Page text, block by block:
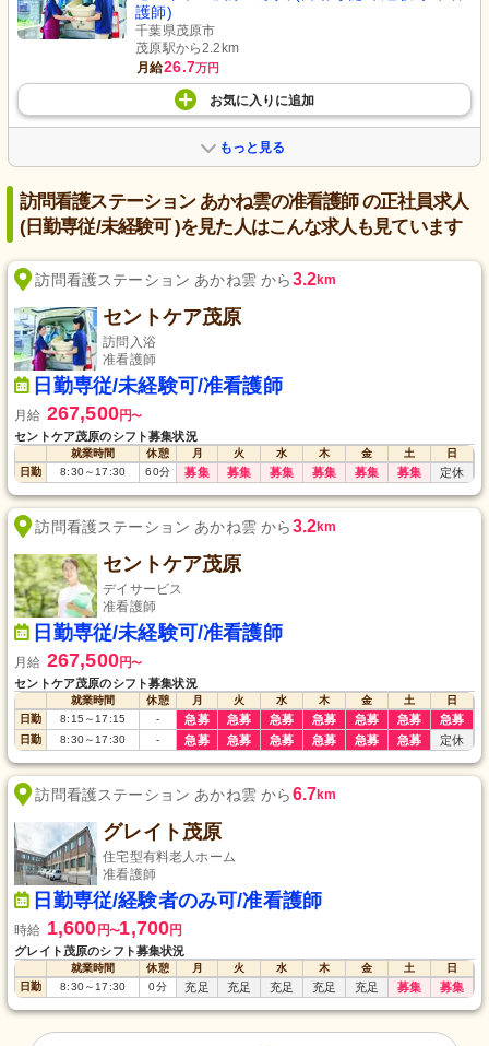
護師)
千葉県茂原市
茂原駅から2.2km
月給26.7万円
お気に入り に追加
もっと見る
訪問看護ステーション あかね雲の准看護師 の正社員求人
(日勤専従/未経験可 )を見た人はこんな求人も見ています
訪問看護ステーション あかね雲 から3.2km
セントケア茂原
訪問入浴
准看護師
日勤専従/未経験可/准看護師
月給 267,500円〜
セントケア茂原のシフト募集状況
就業時間 休憩 月 火 水 木 金 土
日
日勤
8:30～17:30 60分 募集 募集 募集 募集 募集 募集 定休
訪問看護ステーション あかね雲 から3.2km
セントケア茂原
デイサービス
准看護師
日勤専従/未経験可/准看護師
月給 267,500円〜
セントケア茂原のシフト募集状況
就業時間 休憩 月 火 水 木 金 土
日
日勤
8:15 ～17:15 - 急募 急募 急募 急募 急募 急募 急募
日勤 8:30～17:30 - 急募 急募 急募 急募 急募 急募 定休
訪問看護ステーション あかね雲 から6.7km
グレイト茂原
住宅型有料老人ホーム
准看護師
日勤専従/経験者のみ可/准看護師
時給 1,600 円〜1,700円
グレイト茂原のシフト募集状況
就業時間 休憩 月 火 水 木 金 土
日
日勤
8:30～17:30 0分 充足 充足 充足 充足 充足 募集 募集